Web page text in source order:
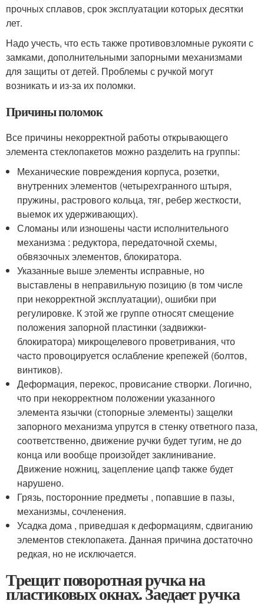
прочных сплавов, срок эксплуатации которых десятки
лет.
Надо учесть, что есть также противовзломные рукояти с
замками, дополнительными запорными механизмами
для защиты от детей. Проблемы с ручкой могут
возникать и из-за их поломки.
Причины поломок
Все причины некорректной работы открывающего
элемента стеклопакетов можно разделить на группы:
Механические повреждения корпуса, розетки,
внутренних элементов (четырехгранного штыря,
пружины, растрового кольца, тяг, ребер жесткости,
выемок их удерживающих).
Сломаны или изношены части исполнительного
механизма : редуктора, передаточной схемы,
обвязочных элементов, блокиратора.
Указанные выше элементы исправные, но
выставлены в неправильную позицию (в том числе
при некорректной эксплуатации), ошибки при
регулировке. К этой же группе относят смещение
положения запорной пластинки (задвижки-
блокиратора) микрощелевого проветривания, что
часто провоцируется ослабление крепежей (болтов,
винтиков).
Деформация, перекос, провисание створки. Логично,
что при некорректном положении указанного
элемента язычки (стопорные элементы) защелки
запорного механизма упрутся в стенку ответного паза,
соответственно, движение ручки будет тугим, не до
конца или вообще произойдет заклинивание.
Движение ножниц, зацепление цапф также будет
нарушено.
Грязь, посторонние предметы , попавшие в пазы,
механизмы, сочленения.
Усадка дома , приведшая к деформациям, сдвиганию
элементов стеклопакета. Данная причина достаточно
редкая, но не исключается.
Трещит поворотная ручка на
пластиковых окнах. Заедает ручка